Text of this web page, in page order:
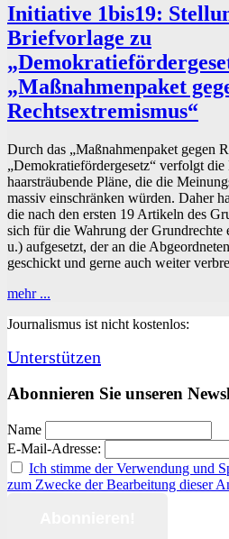
Initiative 1bis19:
Briefvorlage zu
„Maßnahmenpaket
Rechtsextremismus“
Durch das „Maßnahmenpaket gegen
„Demokratiefördergesetz“ verfolgt
haarsträubende Pläne, die die
massiv einschränken würden. Daher
die nach den ersten 19 Artikeln des
sich für die Wahrung der Grundrechte
u.) aufgesetzt, der an die
geschickt und gerne auch weiter
mehr ...
Stellungnahme
Briefvorlage
„Demokratiefördergesetz“
„Maßnahmenpaket
gegen
Rechtsextremismus“
Journalismus ist nicht kostenlos:
Unterstützen
Abonnieren Sie unseren
Name
E-Mail-Adresse:
Ich stimme der Verwendung und
zum Zwecke der Bearbeitung dieser